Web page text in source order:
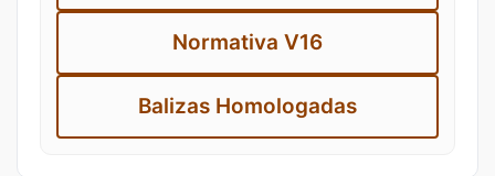
Normativa V16
Balizas Homologadas